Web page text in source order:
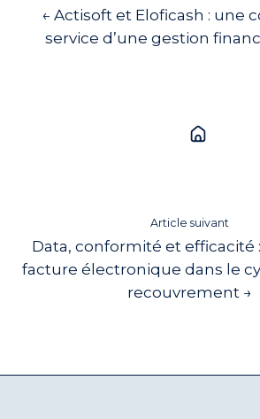
← Actisoft et Eloficash : une
service d’une gestion
Article suivant
Data, conformité et efficacité :
facture électronique dans le
recouvrement →